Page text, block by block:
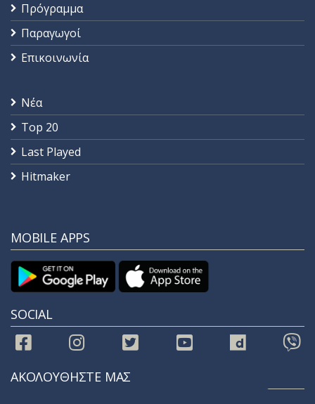
Πρόγραμμα
Παραγωγοί
Επικοινωνία
Νέα
Top 20
Last Played
Hitmaker
MOBILE APPS
SOCIAL
ΑΚΟΛΟΥΘΗΣΤΕ ΜΑΣ